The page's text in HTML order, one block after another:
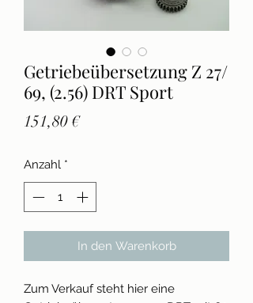
Getriebeübersetzung Z 27/​
69, (2.56) DRT Sport
151,80 €Preis
Anzahl *
In den Warenkorb
Zum Verkauf steht hier eine